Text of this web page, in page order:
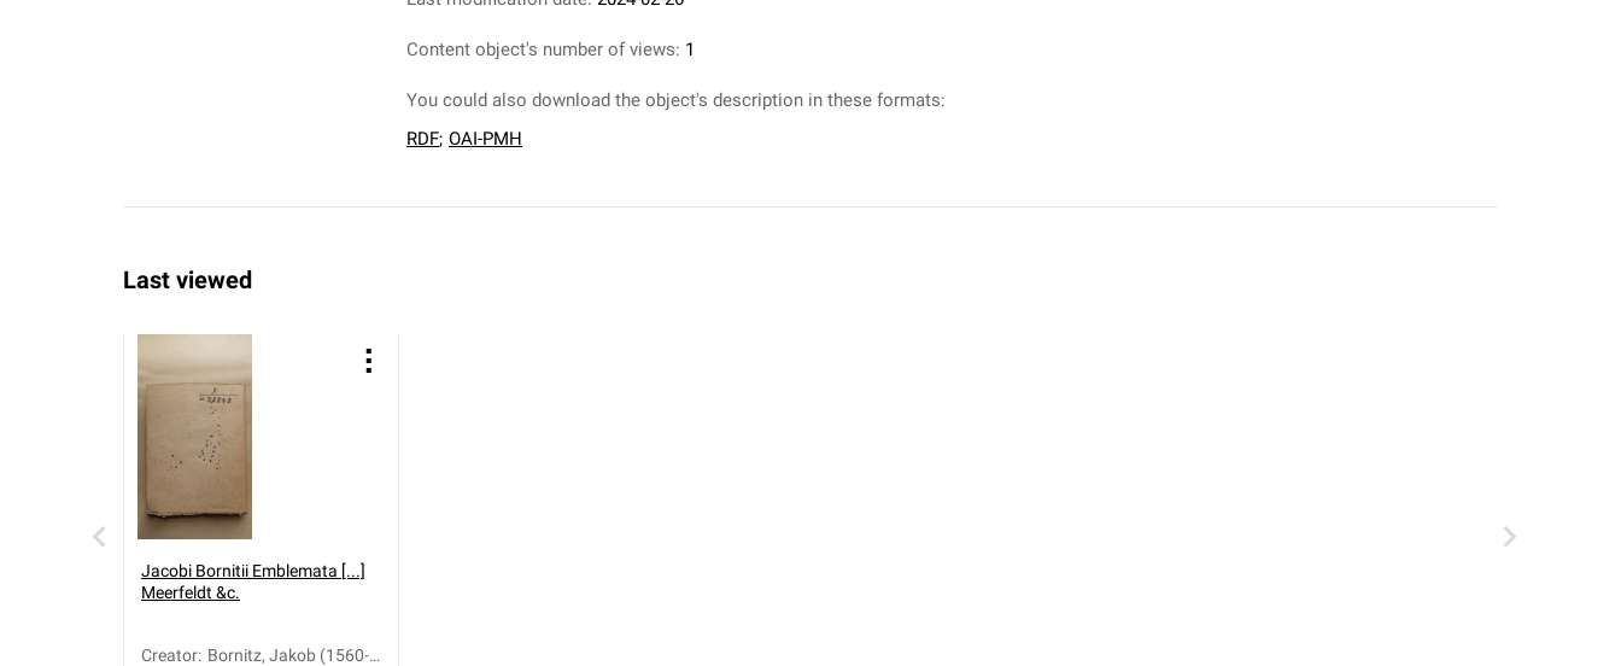
Content object's number of views: 1
You could also download the object's description in these formats:
RDF; OAI-PMH
Last viewed
Jacobi Bornitii Emblemata [...]
Meerfeldt &c.
Creator: Bornitz, Jakob (1560-